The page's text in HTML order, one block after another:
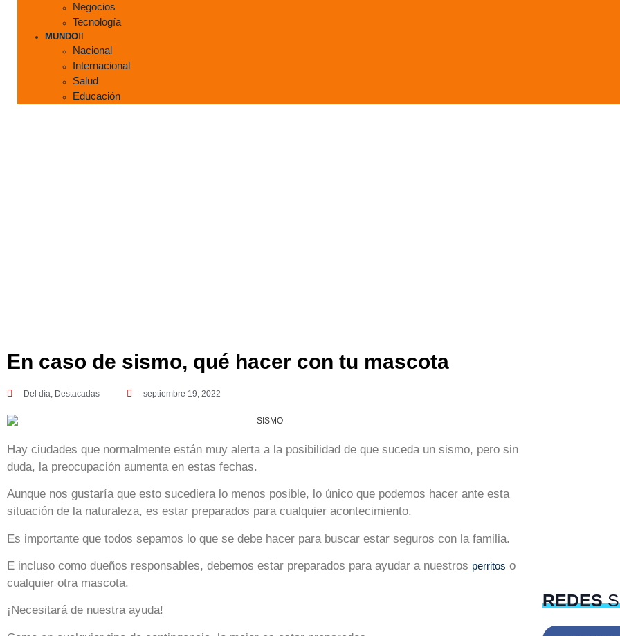
Negocios
Tecnología
MUNDO
Nacional
Internacional
Salud
Educación
En caso de sismo, qué hacer con tu mascota
Del día, Destacadas septiembre 19, 2022
Hay ciudades que normalmente están muy alerta a la posibilidad de que suceda un sismo, pero sin
duda, la preocupación aumenta en estas fechas.
Aunque nos gustaría que esto sucediera lo menos posible, lo único que podemos hacer ante esta
situación de la naturaleza, es estar preparados para cualquier acontecimiento.
Es importante que todos sepamos lo que se debe hacer para buscar estar seguros con la familia.
E incluso como dueños responsables, debemos estar preparados para ayudar a nuestros perritos o
cualquier otra mascota.
¡Necesitará de nuestra ayuda!
REDES